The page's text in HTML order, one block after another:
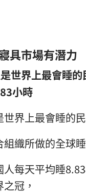
具市場有潛力
世界上最會睡
小時
界上最會睡的民
組織所做的全球
人每天平均睡
冠，